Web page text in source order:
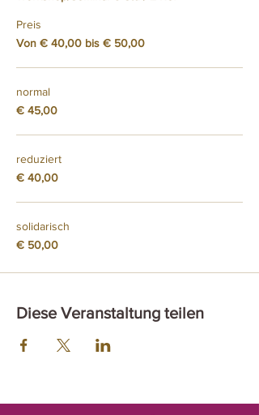
Preis
Von € 40,00 bis € 50,00
normal
€ 45,00
reduziert
€ 40,00
solidarisch
€ 50,00
Diese Veranstaltung teilen